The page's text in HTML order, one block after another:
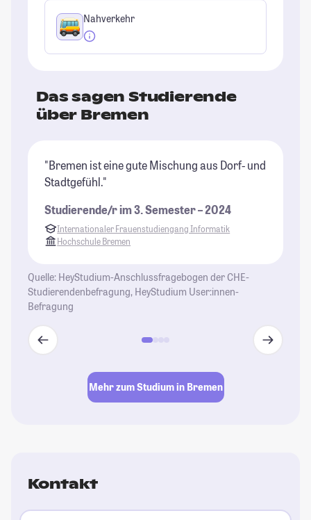
Nahverkehr
Das sagen Studierende
über Bremen
"Bremen ist eine gute Mischung aus Dorf- und
Stadtgefühl."
Studierende/r im 3. Semester – 2024
Internationaler Frauenstudiengang Informatik
Hochschule Bremen
Quelle: HeyStudium-Anschlussfragebogen der CHE-
Studierendenbefragung, HeyStudium User:innen-
Befragung
Mehr zum Studium in Bremen
Kontakt